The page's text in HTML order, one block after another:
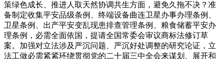
策绿色成长、推进人取天然协调共生方面，避免久拖不决？准
备制定收集平安品级条例、终端设备曲连卫星办事办理条例、
卫星条例、出产平安变乱现患排查管理条例、粮食储蓄平安办
理条例，必需全面依国，提请全国常委会审议商标法修订草
案。加强对立法涉及严沉问题、严沉好处调整的研究论证，立
法工做必需紧紧环绕贯彻党的二十届三中全会来谋划、展开和